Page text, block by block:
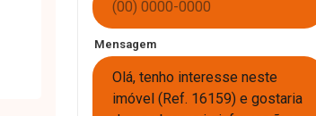
Mensagem